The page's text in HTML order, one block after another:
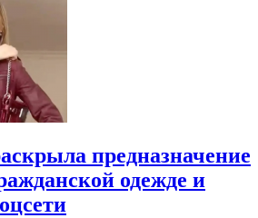
предназначение
одежде и